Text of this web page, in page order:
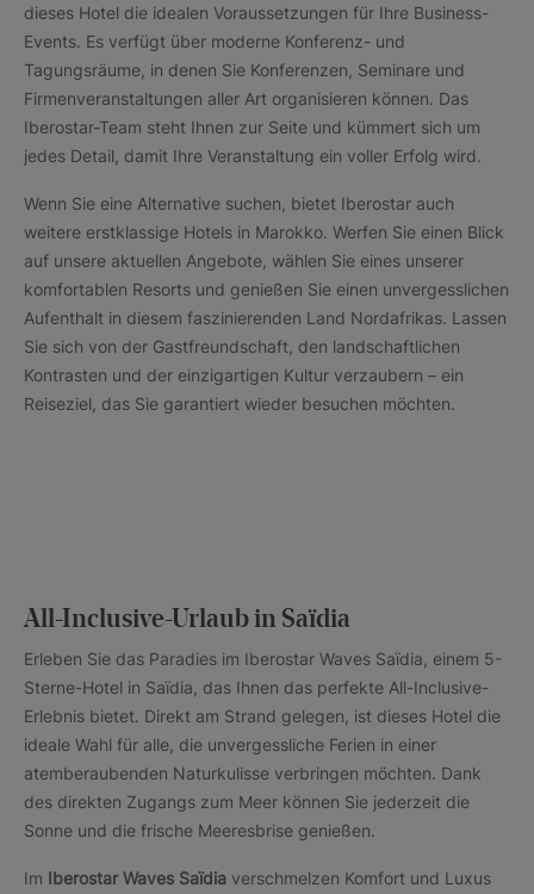
dieses Hotel die idealen Voraussetzungen für Ihre Business-
Events. Es verfügt über moderne Konferenz- und
Tagungsräume, in denen Sie Konferenzen, Seminare und
Firmenveranstaltungen aller Art organisieren können. Das
Iberostar-Team steht Ihnen zur Seite und kümmert sich um
jedes Detail, damit Ihre Veranstaltung ein voller Erfolg wird.
Wenn Sie eine Alternative suchen, bietet Iberostar auch
weitere erstklassige Hotels in Marokko. Werfen Sie einen Blick
auf unsere aktuellen Angebote, wählen Sie eines unserer
komfortablen Resorts und genießen Sie einen unvergesslichen
Aufenthalt in diesem faszinierenden Land Nordafrikas. Lassen
Sie sich von der Gastfreundschaft, den landschaftlichen
Kontrasten und der einzigartigen Kultur verzaubern – ein
Reiseziel, das Sie garantiert wieder besuchen möchten.
All-Inclusive-Urlaub in Saïdia
Erleben Sie das Paradies im Iberostar Waves Saïdia, einem 5-
Sterne-Hotel in Saïdia, das Ihnen das perfekte All-Inclusive-
Erlebnis bietet. Direkt am Strand gelegen, ist dieses Hotel die
ideale Wahl für alle, die unvergessliche Ferien in einer
atemberaubenden Naturkulisse verbringen möchten. Dank
des direkten Zugangs zum Meer können Sie jederzeit die
Sonne und die frische Meeresbrise genießen.
Im Iberostar Waves Saïdia verschmelzen Komfort und Luxus